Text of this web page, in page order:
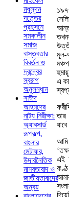
মূল-
এ
এই
কণ্ঠ
মধুসূদন
দত্তের
প্রহসনে
সমকালীন
সমাজ
বাস্তবতার
বিবর্তন ও
দ্বন্দ্বের
স্বরূপ
অনুসন্ধান
সাঈদ
আহমদের
নাট্য নিরীক্ষা:
অ্যাবসার্ড
রূপকল্প,
বাংলার
মেটাফর,
উদারনৈতিক
মানবতাবাদ ও
জাতীয়তাবাদের
অন্বয়